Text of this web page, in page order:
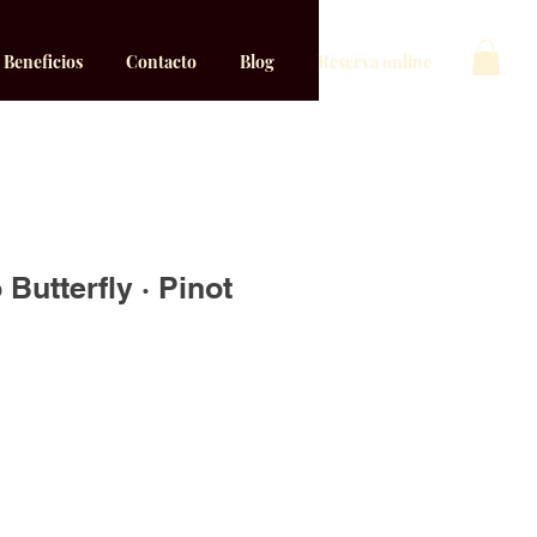
Beneficios Contacto Blog Reserva online
· Pinot